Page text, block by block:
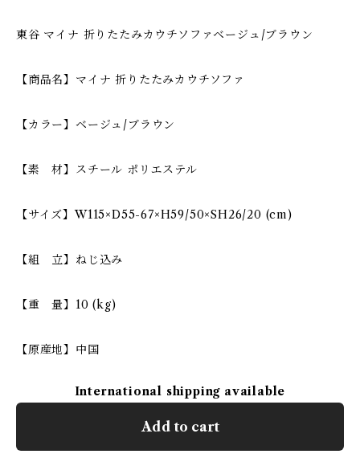
東谷 マイナ 折りたたみカウチソファベージュ/ブラウン
【商品名】マイナ 折りたたみカウチソファ
【カラー】ベージュ/ブラウン
【素 材】スチール ポリエステル
【サイズ】W115×D55-67×H59/50×SH26/20 (cm)
【組 立】ねじ込み
【重 量】10 (kg)
【原産地】中国
International shipping available
Add to cart